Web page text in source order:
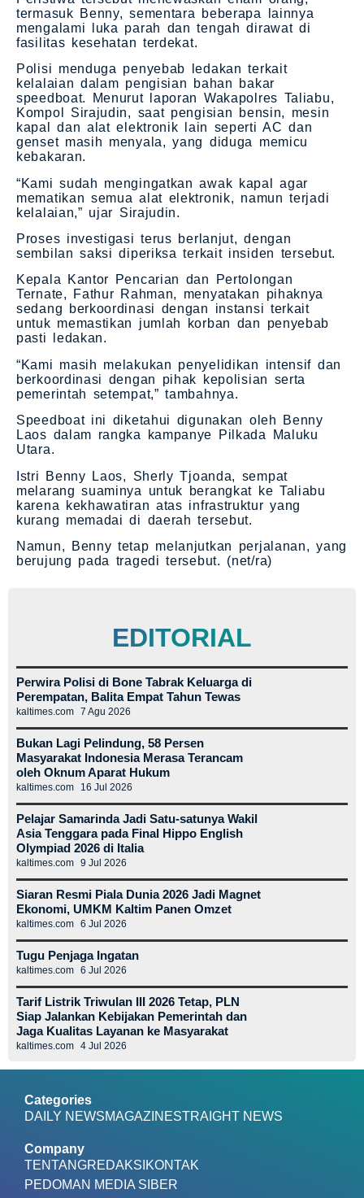
termasuk Benny, sementara beberapa lainnya
mengalami luka parah dan tengah dirawat di
fasilitas kesehatan terdekat.
Polisi menduga penyebab ledakan terkait
kelalaian dalam pengisian bahan bakar
speedboat. Menurut laporan Wakapolres Taliabu,
Kompol Sirajudin, saat pengisian bensin, mesin
kapal dan alat elektronik lain seperti AC dan
genset masih menyala, yang diduga memicu
kebakaran.
“Kami sudah mengingatkan awak kapal agar
mematikan semua alat elektronik, namun terjadi
kelalaian,” ujar Sirajudin.
Proses investigasi terus berlanjut, dengan
sembilan saksi diperiksa terkait insiden tersebut.
Kepala Kantor Pencarian dan Pertolongan
Ternate, Fathur Rahman, menyatakan pihaknya
sedang berkoordinasi dengan instansi terkait
untuk memastikan jumlah korban dan penyebab
pasti ledakan.
“Kami masih melakukan penyelidikan intensif dan
berkoordinasi dengan pihak kepolisian serta
pemerintah setempat,” tambahnya.
Speedboat ini diketahui digunakan oleh Benny
Laos dalam rangka kampanye Pilkada Maluku
Utara.
Istri Benny Laos, Sherly Tjoanda, sempat
melarang suaminya untuk berangkat ke Taliabu
karena kekhawatiran atas infrastruktur yang
kurang memadai di daerah tersebut.
Namun, Benny tetap melanjutkan perjalanan, yang
berujung pada tragedi tersebut. (net/ra)
EDITORIAL
Perwira Polisi di Bone Tabrak Keluarga di
Perempatan, Balita Empat Tahun Tewas
kaltimes.com 7 Agu 2026
Bukan Lagi Pelindung, 58 Persen
Masyarakat Indonesia Merasa Terancam
oleh Oknum Aparat Hukum
kaltimes.com 16 Jul 2026
Pelajar Samarinda Jadi Satu-satunya Wakil
Asia Tenggara pada Final Hippo English
Olympiad 2026 di Italia
kaltimes.com 9 Jul 2026
Siaran Resmi Piala Dunia 2026 Jadi Magnet
Ekonomi, UMKM Kaltim Panen Omzet
kaltimes.com 6 Jul 2026
Tugu Penjaga Ingatan
kaltimes.com 6 Jul 2026
Tarif Listrik Triwulan III 2026 Tetap, PLN
Siap Jalankan Kebijakan Pemerintah dan
Jaga Kualitas Layanan ke Masyarakat
kaltimes.com 4 Jul 2026
Categories
DAILY NEWSMAGAZINESTRAIGHT NEWS
Company
TENTANGREDAKSI KONTAK
PEDOMAN MEDIA SIBER